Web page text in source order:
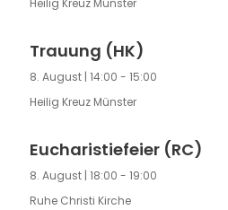
Heilig Kreuz Münster
Trauung (HK)
8. August | 14:00 - 15:00
Heilig Kreuz Münster
Eucharistiefeier (RC)
8. August | 18:00 - 19:00
Ruhe Christi Kirche